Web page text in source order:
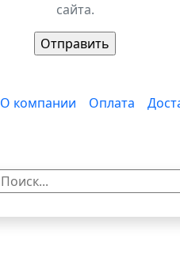
сайта.
О компании Оплата